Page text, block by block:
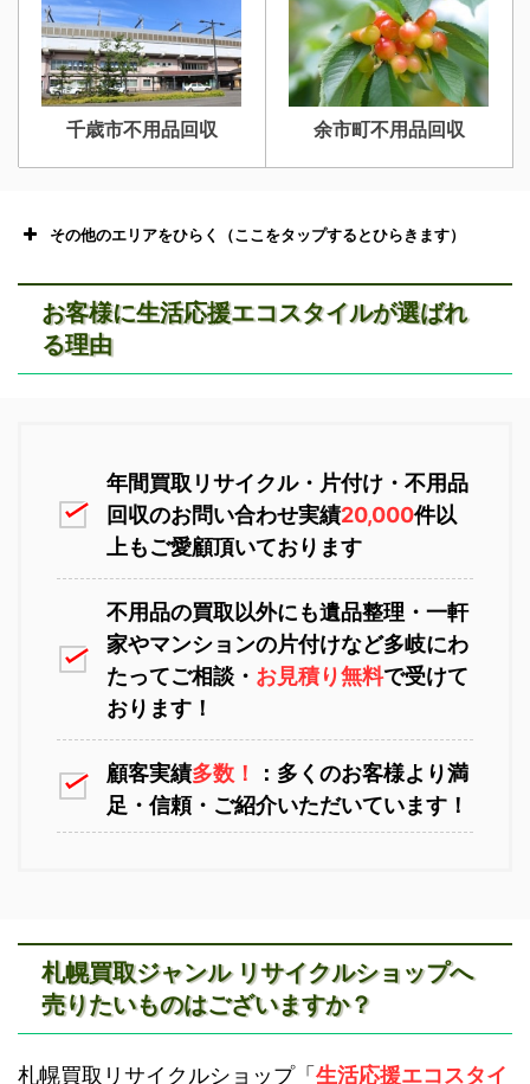
千歳市不用品回収 余市町不用品回収
その他のエリアをひらく（ここをタップするとひらきます）
苫小牧不用品回収 室蘭不用品回収
お客様に生活応援エコスタイルが選ばれ
る理由
年間買取リサイクル・片付け・不用品
回収のお問い合わせ実績20,000件以
上もご愛顧頂いております
不用品の買取以外にも遺品整理・一軒
家やマンションの片付けなど多岐にわ
たってご相談・ お見積り無料で受けて
おります！
顧客実績多数！
：多くのお客様より満
足・信頼・ご紹介いただいています！
札幌買取ジャンル リサイクルショップへ
売りたいものはございますか？
札幌買取リサイクルショップ「生活応援エコスタイ